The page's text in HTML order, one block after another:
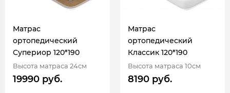
Матрас
ортопедический
Супериор 120*190
Высота матраса 24см
19990 руб.
Матрас
ортопедический
Классик 120*190
Высота матраса 10см
8190 руб.